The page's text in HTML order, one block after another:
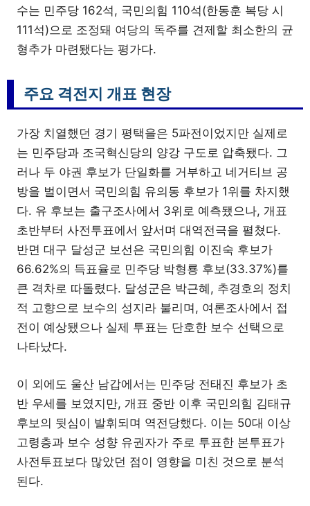
수는 민주당 162석, 국민의힘 110석(한동훈 복당 시
111석)으로 조정돼 여당의 독주를 견제할 최소한의 균
형추가 마련됐다는 평가다.
주요 격전지 개표 현장
가장 치열했던 경기 평택을은 5파전이었지만 실제로
는 민주당과 조국혁신당의 양강 구도로 압축됐다. 그
러나 두 야권 후보가 단일화를 거부하고 네거티브 공
방을 벌이면서 국민의힘 유의동 후보가 1위를 차지했
다. 유 후보는 출구조사에서 3위로 예측됐으나, 개표
초반부터 사전투표에서 앞서며 대역전극을 펼쳤다.
반면 대구 달성군 보선은 국민의힘 이진숙 후보가
66.62%의 득표율로 민주당 박형룡 후보(33.37%)를
큰 격차로 따돌렸다. 달성군은 박근혜, 추경호의 정치
적 고향으로 보수의 성지라 불리며, 여론조사에서 접
전이 예상됐으나 실제 투표는 단호한 보수 선택으로
나타났다.
이 외에도 울산 남갑에서는 민주당 전태진 후보가 초
반 우세를 보였지만, 개표 중반 이후 국민의힘 김태규
후보의 뒷심이 발휘되며 역전당했다. 이는 50대 이상
고령층과 보수 성향 유권자가 주로 투표한 본투표가
사전투표보다 많았던 점이 영향을 미친 것으로 분석
된다.